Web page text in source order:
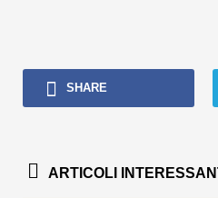
SHARE
ARTICOLI